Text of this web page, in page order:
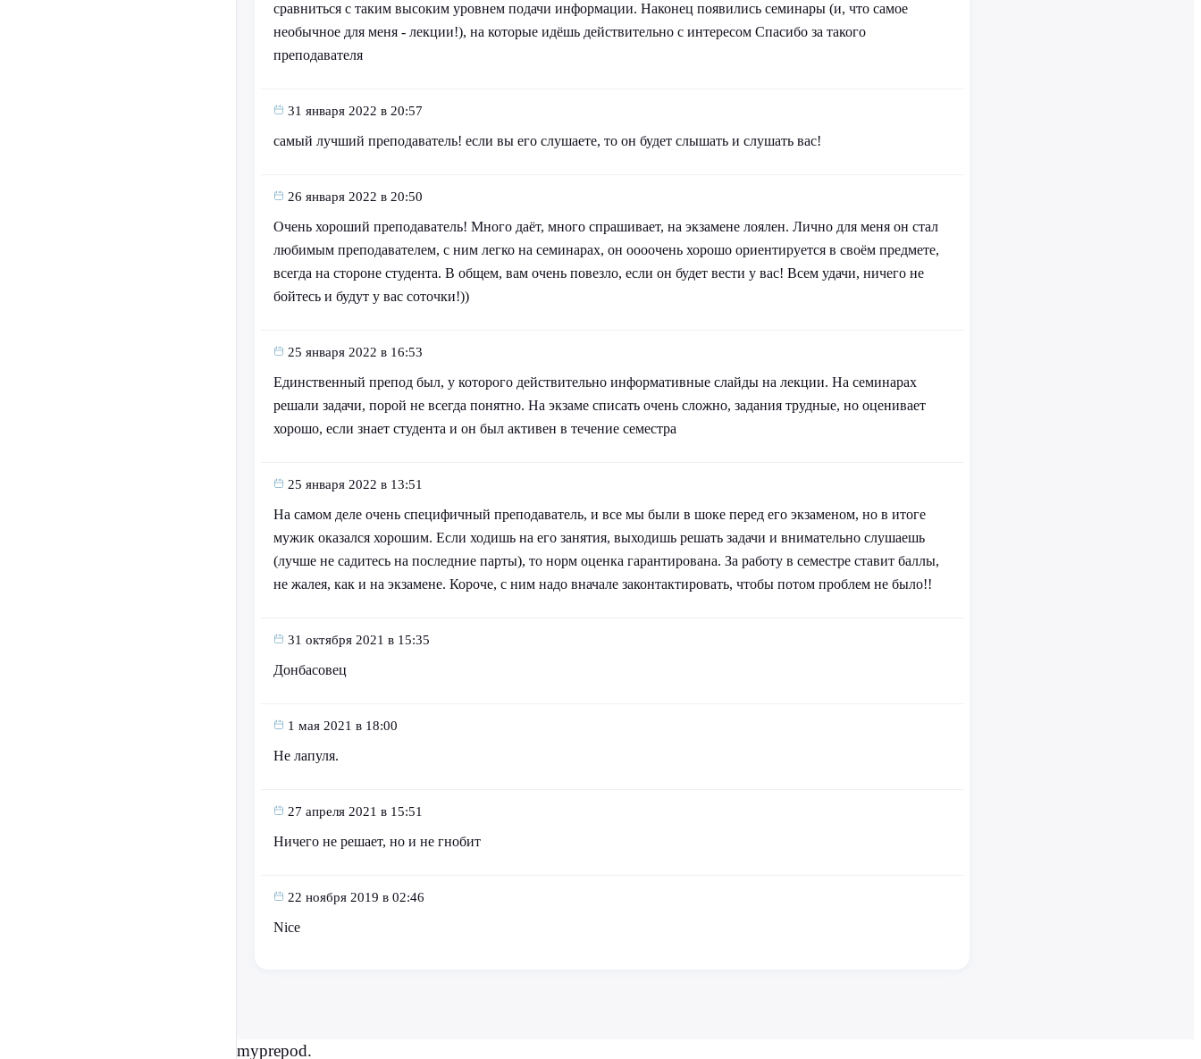
сравниться с таким высоким уровнем подачи информации. Наконец появились семинары (и, что самое
необычное для меня - лекции!), на которые идёшь действительно с интересом Спасибо за такого
преподавателя
31 января 2022 в 20:57
самый лучший преподаватель! если вы его слушаете, то он будет слышать и слушать вас!
26 января 2022 в 20:50
Очень хороший преподаватель! Много даёт, много спрашивает, на экзамене лоялен. Лично для меня он стал
любимым преподавателем, с ним легко на семинарах, он оооочень хорошо ориентируется в своём предмете,
всегда на стороне студента. В общем, вам очень повезло, если он будет вести у вас! Всем удачи, ничего не
бойтесь и будут у вас соточки!))
25 января 2022 в 16:53
Единственный препод был, у которого действительно информативные слайды на лекции. На семинарах
решали задачи, порой не всегда понятно. На экзаме списать очень сложно, задания трудные, но оценивает
хорошо, если знает студента и он был активен в течение семестра
25 января 2022 в 13:51
На самом деле очень специфичный преподаватель, и все мы были в шоке перед его экзаменом, но в итоге
мужик оказался хорошим. Если ходишь на его занятия, выходишь решать задачи и внимательно слушаешь
(лучше не садитесь на последние парты), то норм оценка гарантирована. За работу в семестре ставит баллы,
не жалея, как и на экзамене. Короче, с ним надо вначале законтактировать, чтобы потом проблем не было!!
31 октября 2021 в 15:35
Донбасовец
1 мая 2021 в 18:00
Не лапуля.
27 апреля 2021 в 15:51
Ничего не решает, но и не гнобит
22 ноября 2019 в 02:46
Nice
myprepod.